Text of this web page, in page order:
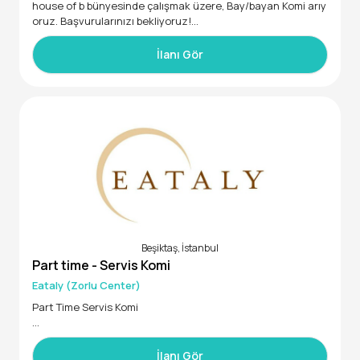
house of b bünyesinde çalışmak üzere, Bay/bayan Komi arıy
oruz. Başvurularınızı bekliyoruz!
Görüşmeler yüzyüze olucaktır
İlanı Gör
Beşiktaş, İstanbul
Part time - Servis Komi
Eataly (Zorlu Center)
Part Time Servis Komi
Ders programına uyumlu, gerçek bir saha deneyimi ve güçlü
bir ekip…
İlanı Gör